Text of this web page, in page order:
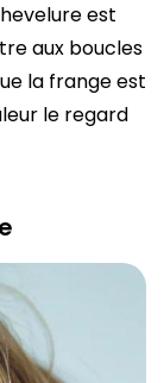
est
aux boucles
la frange est
le regard